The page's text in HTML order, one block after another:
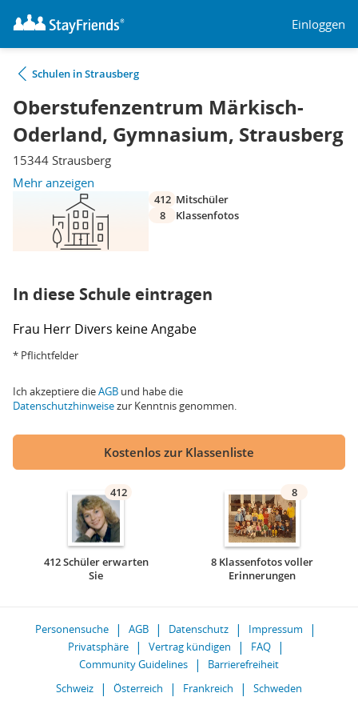
Einloggen
Schulen in Strausberg
Oberstufenzentrum Märkisch-
Oderland, Gymnasium, Strausberg
15344 Strausberg
Mehr anzeigen
412 Mitschüler
8
Klassenfotos
In diese Schule eintragen
Frau Herr Divers keine Angabe
* Pflichtfelder
Ich akzeptiere dieAGB und habe die
Datenschutzhinweisezur Kenntnis genommen.
Kostenlos zur Klassenliste
412
412 Schüler erwarten
Sie
8
8 Klassenfotos voller
Erinnerungen
Personensuche AGB Datenschutz
Impressum
Privatsphäre
Vertrag kündigen
FAQ
Community Guidelines
Barrierefreiheit
Schweiz
Österreich Frankreich Schweden